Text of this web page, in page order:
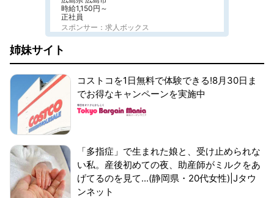
時給1,150円～
正社員
スポンサー：求人ボックス
姉妹サイト
コストコを1日無料で体験できる!8月30日ま
でお得なキャンペーンを実施中
「多指症」で生まれた娘と、受け止められな
い私。産後初めての夜、助産師がミルクをあ
げてるのを見て...(静岡県・20代女性)|Jタウ
ンネット